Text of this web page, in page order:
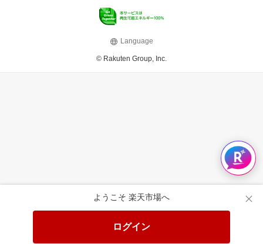
ようこそ 楽天市場へ
ログイン
Language
© Rakuten Group, Inc.